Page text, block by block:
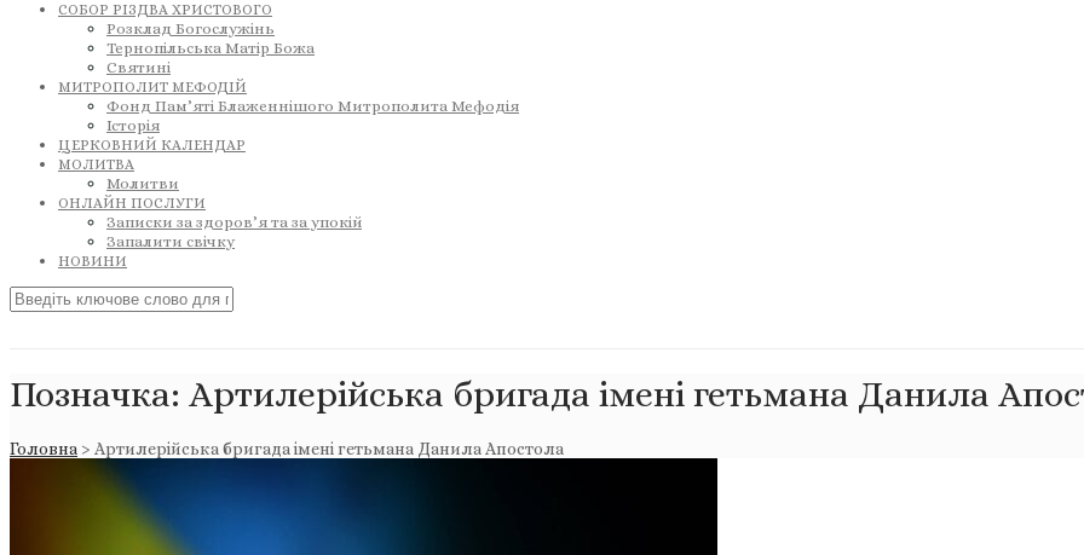
СОБОР РІЗДВА ХРИСТОВОГО
Розклад Богослужінь
Тернопільська Матір Божа
Святині
МИТРОПОЛИТ МЕФОДІЙ
Фонд Пам’яті Блаженнішого Митрополита Мефодія
Історія
ЦЕРКОВНИЙ КАЛЕНДАР
МОЛИТВА
Молитви
ОНЛАЙН ПОСЛУГИ
Записки за здоров’я та за упокій
Запалити свічку
НОВИНИ
Позначка: Артилерійська бригада імені гетьмана Данила
Головна > Артилерійська бригада імені гетьмана Данила Апостола